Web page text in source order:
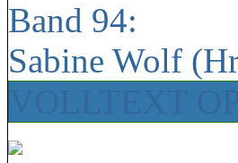
Band 94:
Sabine Wolf